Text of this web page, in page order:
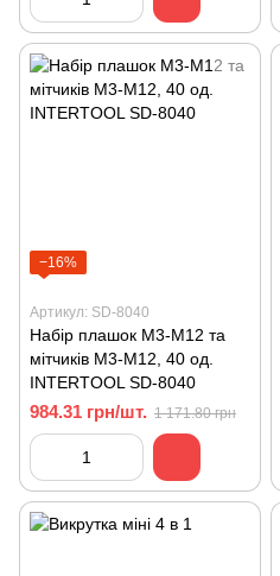
−16%
Артикул: SD-8040
Набір плашок M3-M12 та
мітчиків M3-M12, 40 од.
INTERTOOL SD-8040
984.31 грн/шт. 1 171.80 грн